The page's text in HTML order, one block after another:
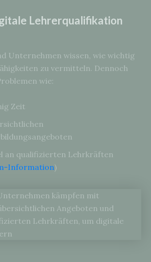
Lehrerqualifikation
Unternehmen wissen, wie wichtig
zu vermitteln. Dennoch
wie:
Zeit
an qualifizierten Lehrkräften
Information)